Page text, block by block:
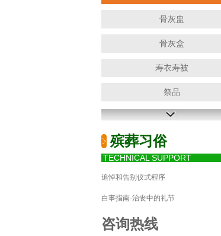
骨灰盅
骨灰盒
寿衣寿被
祭品
殡葬习俗
TECHNICAL SUPPORT
追悼和告别仪式程序
白事指南-治丧中的礼节
咨询热线